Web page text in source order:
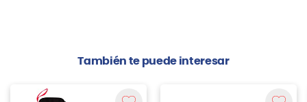
También te puede interesar